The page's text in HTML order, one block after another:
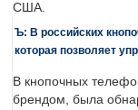
США.
Ъ: В российских
которая позволяет
В кнопочных
брендом, была